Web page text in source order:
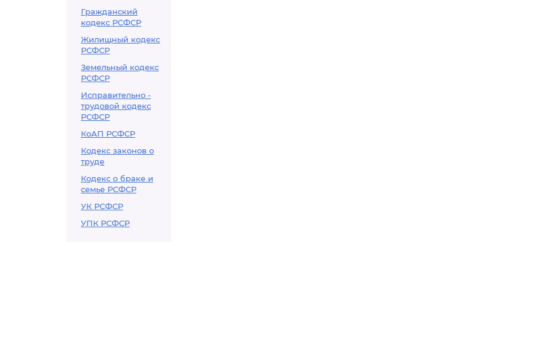
Гражданский
кодекс РСФСР
Жилищный кодекс
РСФСР
Земельный кодекс
РСФСР
Исправительно -
трудовой кодекс
РСФСР
КоАП РСФСР
Кодекс законов о
труде
Кодекс о браке и
семье РСФСР
УК РСФСР
УПК РСФСР